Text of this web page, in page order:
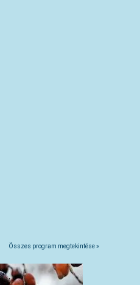
Összes program megtekintése »